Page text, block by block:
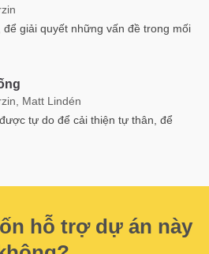
giải quyết những vấn đề trong mối
Matt Lindén
tự do để cải thiện tự thân, để
hỗ trợ dự án này